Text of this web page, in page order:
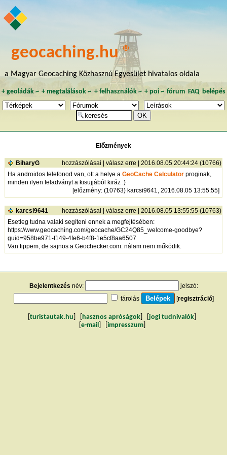
geocaching.hu ®
a Magyar Geocaching Közhasznú Egyesület hivatalos oldala
+ geoládák~ +megtalálások ~ + felhasználók~ + poi~ fórum FAQ belépés
Előzmények
BiharyG hozzászólásai | válasz erre | 2016.08.05 20:44:24 (10766)
Ha androidos telefonod van, ott a helye a GeoCache Calculatorproginak,
minden ilyen feladványt a kisujjából kiráz :)
[előzmény: (10763) karcsi9641, 2016.08.05 13:55:55]
karcsi9641 hozzászólásai | válasz erre | 2016.08.05 13:55:55 (10763)
Esetleg tudna valaki segíteni ennek a megfejtésében:
https://www.geocaching.com/geocache/GC24Q85_welcome-goodbye?
guid=958be971-f149-4fe6-b4f8-1e5cf8aa6507
Van tippem, de sajnos a Geochecker.com. nálam nem működik.
Bejelentkezés név:
jelszó:
tárolás
[regisztráció]
turistautak.hu hasznos apróságok jogi tudnivalók
e-mail impresszum]